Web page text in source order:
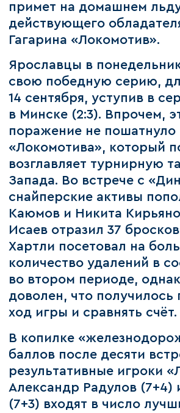
примет на домашнем
действующего
Гагарина «Локомотив».
Ярославцы в
свою победную серию,
14 сентября, уступив в
в Минске (2:3). Впрочем,
поражение не пошатнуло
«Локомотива», который
возглавляет турнирную
Запада. Во встрече с
снайперские активы
Каюмов и Никита
Исаев отразил 37
Хартли посетовал на
количество удалений в
во втором периоде,
доволен, что получилось
ход игры и сравнять счёт.
В копилке
баллов после десяти
результативные игроки
Александр Радулов (7+4)
(7+3) входят в число